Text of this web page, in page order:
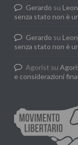
Gerardo su
senza stato non è
Gerardo su
senza stato non è
Agorist su
e considerazioni